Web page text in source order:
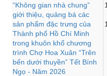
“Không gian nhà chung”
giới thiệu, quảng bá các
sản phẩm đặc trưng của
Thành phố Hồ Chí Minh
trong khuôn khổ chương
trình Chợ Hoa Xuân “Trên
bến dưới thuyền” Tết Bính
Ngọ - Năm 2026